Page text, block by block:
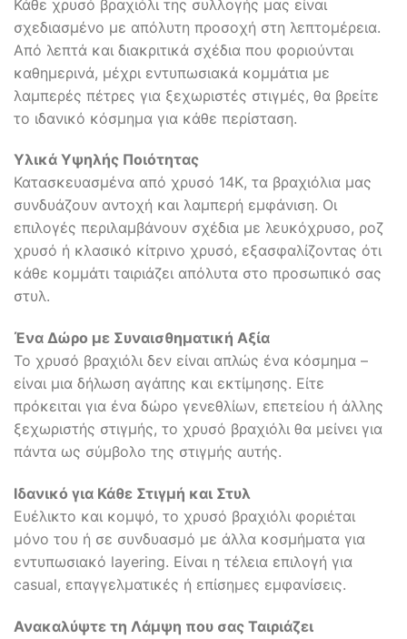
Κάθε χρυσό βραχιόλι της συλλογής μας είναι
σχεδιασμένο με απόλυτη προσοχή στη λεπτομέρεια.
Από λεπτά και διακριτικά σχέδια που φοριούνται
καθημερινά, μέχρι εντυπωσιακά κομμάτια με
λαμπερές πέτρες για ξεχωριστές στιγμές, θα βρείτε
το ιδανικό κόσμημα για κάθε περίσταση.
Υλικά Υψηλής Ποιότητας
Κατασκευασμένα από χρυσό 14Κ, τα βραχιόλια μας
συνδυάζουν αντοχή και λαμπερή εμφάνιση. Οι
επιλογές περιλαμβάνουν σχέδια με λευκόχρυσο, ροζ
χρυσό ή κλασικό κίτρινο χρυσό, εξασφαλίζοντας ότι
κάθε κομμάτι ταιριάζει απόλυτα στο προσωπικό σας
στυλ.
Ένα Δώρο με Συναισθηματική Αξία
Το χρυσό βραχιόλι δεν είναι απλώς ένα κόσμημα –
είναι μια δήλωση αγάπης και εκτίμησης. Είτε
πρόκειται για ένα δώρο γενεθλίων, επετείου ή άλλης
ξεχωριστής στιγμής, το χρυσό βραχιόλι θα μείνει για
πάντα ως σύμβολο της στιγμής αυτής.
Ιδανικό για Κάθε Στιγμή και Στυλ
Ευέλικτο και κομψό, το χρυσό βραχιόλι φοριέται
μόνο του ή σε συνδυασμό με άλλα κοσμήματα για
εντυπωσιακό layering. Είναι η τέλεια επιλογή για
casual, επαγγελματικές ή επίσημες εμφανίσεις.
Ανακαλύψτε τη Λάμψη που σας Ταιριάζει